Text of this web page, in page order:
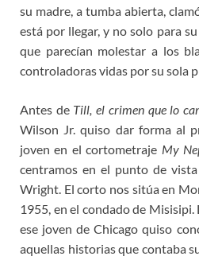
su madre, a tumba abierta,
está por llegar, y no solo para
que parecían molestar a los
controladoras vidas por su sola
Antes de Till, el crimen que lo
Wilson Jr. quiso dar forma al
joven en el cortometraje My
centramos en el punto de
Wright. El corto nos sitúa en
1955, en el condado de Misisipi.
ese joven de Chicago quiso
aquellas historias que contaba